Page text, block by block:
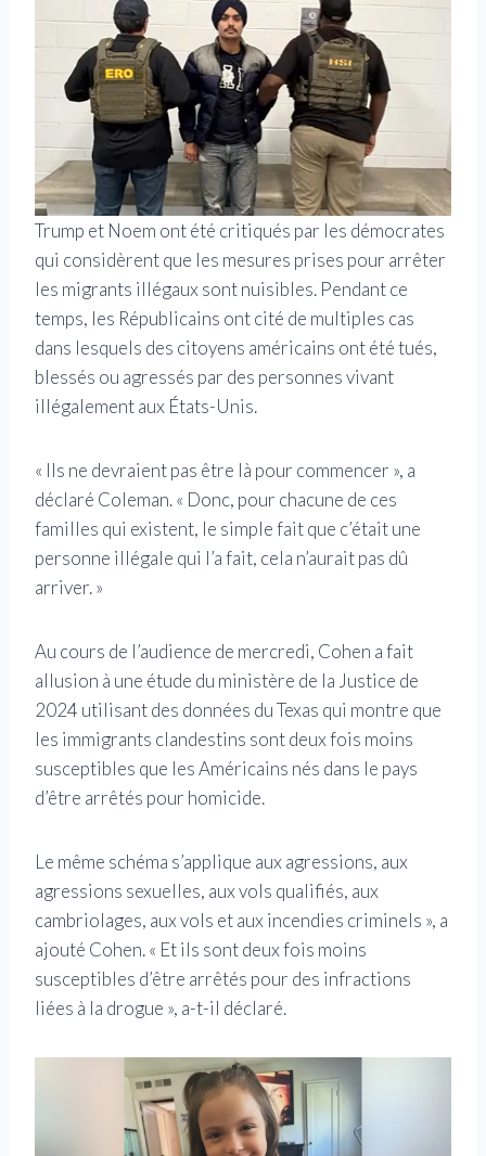
Trump et Noem ont été critiqués par les démocrates
qui considèrent que les mesures prises pour arrêter
les migrants illégaux sont nuisibles. Pendant ce
temps, les Républicains ont cité de multiples cas
dans lesquels des citoyens américains ont été tués,
blessés ou agressés par des personnes vivant
illégalement aux États-Unis.
« Ils ne devraient pas être là pour commencer », a
déclaré Coleman. « Donc, pour chacune de ces
familles qui existent, le simple fait que c’était une
personne illégale qui l’a fait, cela n’aurait pas dû
arriver. »
Au cours de l’audience de mercredi, Cohen a fait
allusion à une étude du ministère de la Justice de
2024 utilisant des données du Texas qui montre que
les immigrants clandestins sont deux fois moins
susceptibles que les Américains nés dans le pays
d’être arrêtés pour homicide.
Le même schéma s’applique aux agressions, aux
agressions sexuelles, aux vols qualifiés, aux
cambriolages, aux vols et aux incendies criminels », a
ajouté Cohen. « Et ils sont deux fois moins
susceptibles d’être arrêtés pour des infractions
liées à la drogue », a-t-il déclaré.